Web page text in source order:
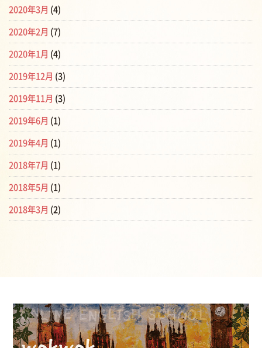
2020年3月 (4)
2020年2月 (7)
2020年1月 (4)
2019年12月 (3)
2019年11月 (3)
2019年6月 (1)
2019年4月 (1)
2018年7月 (1)
2018年5月 (1)
2018年3月 (2)